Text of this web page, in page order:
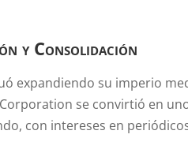
y Consolidación
expandiendo su imperio
se convirtió en
con intereses en